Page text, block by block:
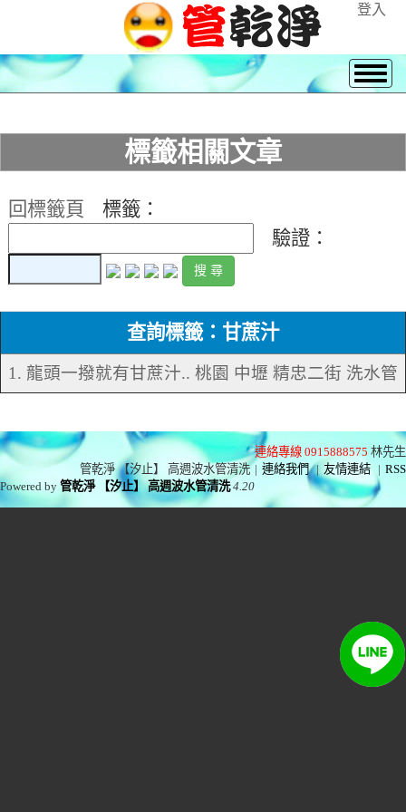
登入
標籤相關文章
回標籤頁
標籤：
驗證：
查詢標籤：甘蔗汁
1. 龍頭一撥就有甘蔗汁.. 桃園 中壢 精忠二街 洗水管
連絡專線 0915888575 林先生
管乾淨 【汐止】 高週波水管清洗 | 連絡我們 | 友情連結 | RSS
Powered by管乾淨 【汐止】 高週波水管清洗 4.20